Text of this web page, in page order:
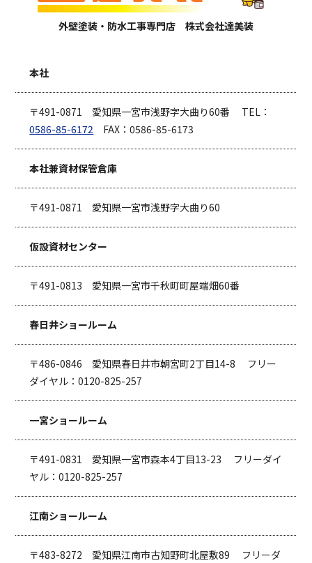
外壁塗装・防水工事専門店 株式会社達美装
本社
〒491-0871 愛知県一宮市浅野字大曲り60番 TEL：
0586-85-6172 FAX：0586-85-6173
本社兼資材保管倉庫
〒491-0871 愛知県一宮市浅野字大曲り60
仮設資材センター
〒491-0813 愛知県一宮市千秋町町屋端畑60番
春日井ショールーム
〒486-0846 愛知県春日井市朝宮町2丁目14-8 フリー
ダイヤル：0120-825-257
一宮ショールーム
〒491-0831 愛知県一宮市森本4丁目13-23 フリーダイ
ヤル：0120-825-257
江南ショールーム
〒483-8272 愛知県江南市古知野町北屋敷89 フリーダ